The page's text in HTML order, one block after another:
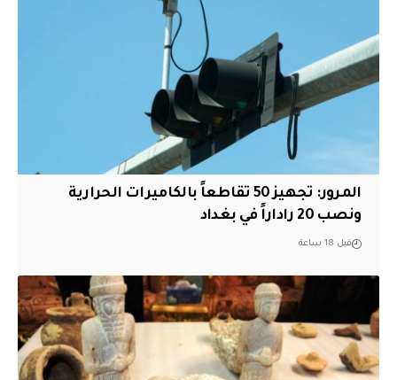
المرور: تجهيز 50 تقاطعاً بالكاميرات الحرارية
ونصب 20 راداراً في بغداد
قبل 18 ساعة